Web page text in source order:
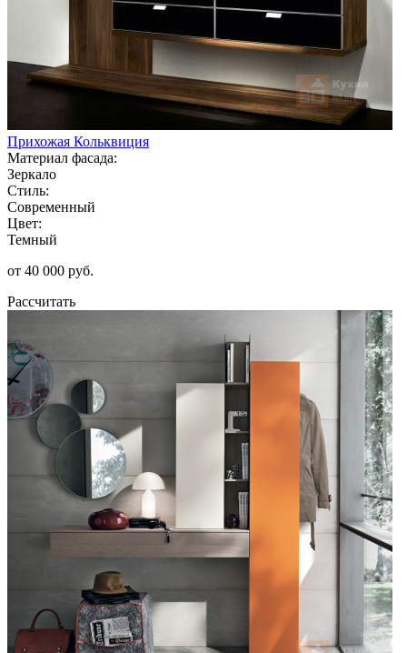
Прихожая Кольквиция
Материал фасада:
Зеркало
Стиль:
Современный
Цвет:
Темный
от 40 000 руб.
Рассчитать